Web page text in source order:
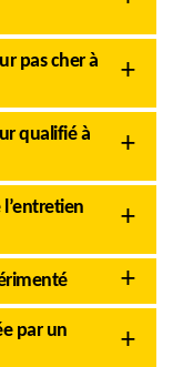
pas cher à
qualifié à
par un